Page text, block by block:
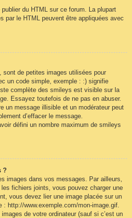
publier du HTML sur ce forum. La plupart
par le HTML peuvent être appliquées avec
sont de petites images utilisées pour
un code simple, exemple : :) signifie
complète des smileys est visible sur la
Essayez toutefois de ne pas en abuser.
un message illisible et un modérateur peut
d’effacer le message.
défini un nombre maximum de smileys
?
images dans vos messages. Par ailleurs,
fichiers joints, vous pouvez charger une
vous devez lier une image placée sur un
: http://www.exemple.com/mon-image.gif.
de votre ordinateur (sauf si c’est un